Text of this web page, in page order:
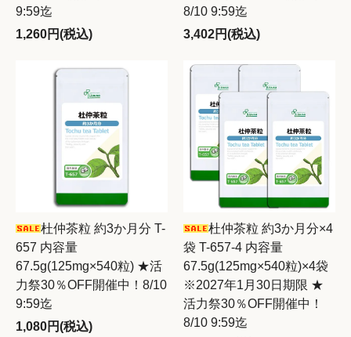
9:59迄
1,260円(税込)
8/10 9:59迄
3,402円(税込)
杜仲茶粒 約3か月分 T-
657 内容量
67.5g(125mg×540粒) ★活
力祭30％OFF開催中！8/10
9:59迄
1,080円(税込)
杜仲茶粒 約3か月分×4
袋 T-657-4 内容量
67.5g(125mg×540粒)×4袋
※2027年1月30日期限 ★
活力祭30％OFF開催中！
8/10 9:59迄